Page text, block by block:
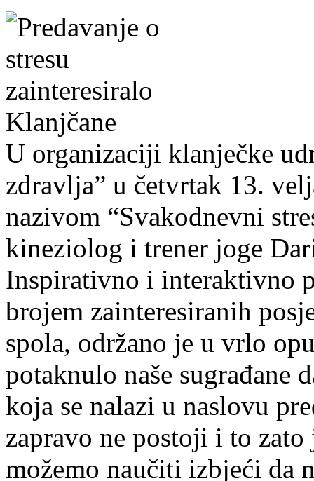
U organizaciji klanječke
zdravlja” u četvrtak 13.
nazivom “Svakodnevni
kineziolog i trener joge
Inspirativno i interaktivno
brojem zainteresiranih
spola, održano je u vrlo
potaknulo naše sugrađane
koja se nalazi u naslovu
zapravo ne postoji i to
možemo naučiti izbjeći da